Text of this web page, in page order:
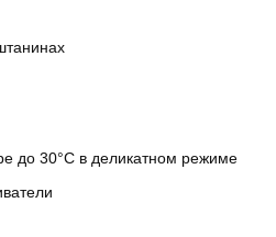
до 30°C в деликатном режиме